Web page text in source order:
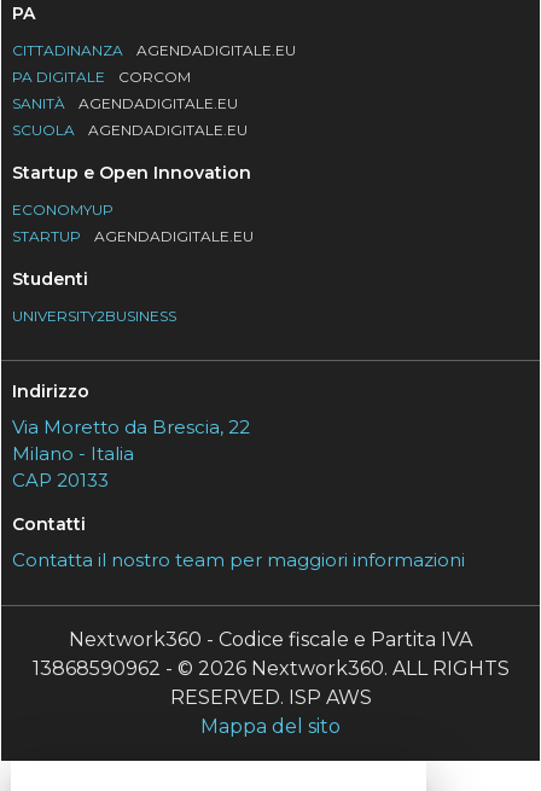
PA
CITTADINANZA
AGENDADIGITALE.EU
PA DIGITALE
CORCOM
SANITÀ
AGENDADIGITALE.EU
SCUOLA
AGENDADIGITALE.EU
Startup e Open Innovation
ECONOMYUP
STARTUP
AGENDADIGITALE.EU
Studenti
UNIVERSITY2BUSINESS
Indirizzo
Via Moretto da Brescia, 22
Milano - Italia
CAP 20133
Contatti
Contatta il nostro team per maggiori informazioni
Nextwork360 - Codice fiscale e Partita IVA
13868590962 - © 2026 Nextwork360. ALL RIGHTS
RESERVED. ISP AWS
Mappa del sito